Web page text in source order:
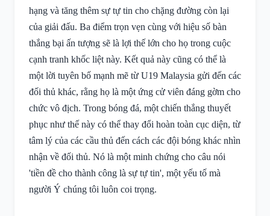
hạng và tăng thêm sự tự tin cho chặng đường còn lại
của giải đấu. Ba điểm trọn vẹn cùng với hiệu số bàn
thắng bại ấn tượng sẽ là lợi thế lớn cho họ trong cuộc
cạnh tranh khốc liệt này. Kết quả này cũng có thể là
một lời tuyên bố mạnh mẽ từ U19 Malaysia gửi đến các
đối thủ khác, rằng họ là một ứng cử viên đáng gờm cho
chức vô địch. Trong bóng đá, một chiến thắng thuyết
phục như thế này có thể thay đổi hoàn toàn cục diện, từ
tâm lý của các cầu thủ đến cách các đội bóng khác nhìn
nhận về đối thủ. Nó là một minh chứng cho câu nói
'tiền đề cho thành công là sự tự tin', một yếu tố mà
người Ý chúng tôi luôn coi trọng.